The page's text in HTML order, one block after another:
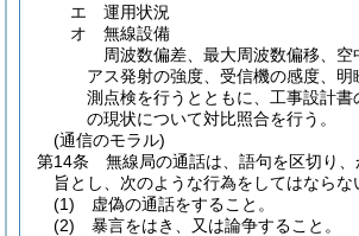
エ
運用状況
オ
無線設備
周波数偏差、最大周波数偏移、空
アス発射の強度、受信機の感度、
測点検を行うとともに、工事設計書
の現状について対比照合を行う。
(通信のモラル)
第14条
無線局の通話は、語句を区切り
旨とし、次のような行為をしてはならな
(1)
虚偽の通話をすること。
(2)
暴言をはき、又は論争すること。